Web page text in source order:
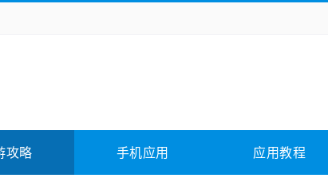
应用软件 影音软件 插件下载
攻略 手机应用 应用教程